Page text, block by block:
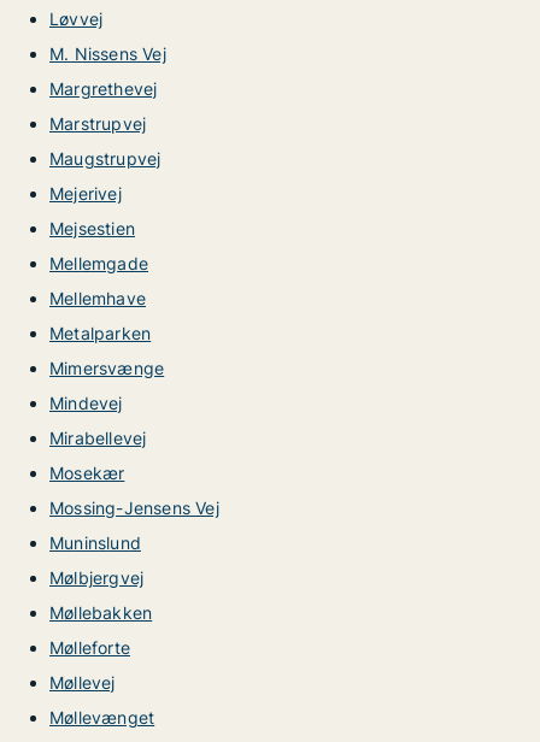
Løvvej
M. Nissens Vej
Margrethevej
Marstrupvej
Maugstrupvej
Mejerivej
Mejsestien
Mellemgade
Mellemhave
Metalparken
Mimersvænge
Mindevej
Mirabellevej
Mosekær
Mossing-Jensens Vej
Muninslund
Mølbjergvej
Møllebakken
Mølleforte
Møllevej
Møllevænget